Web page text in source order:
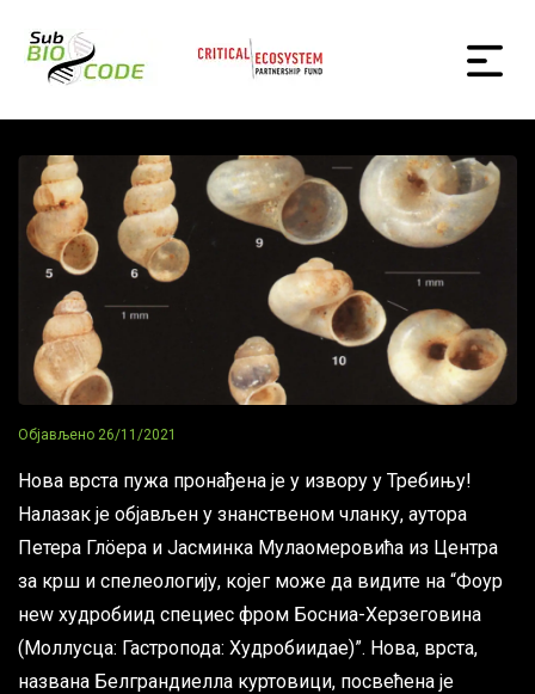
Објављено 26/11/2021
Нова врста пужа пронађена је у извору у Требињу!
Налазак је објављен у знанственом чланку, аутора
Петера Глöера и Јасминка Мулаомеровића из Центра
за крш и спелеологију, којег може да видите на “Фоур
неw хyдробиид специес фром Босниа-Херзеговина
(Моллусца: Гастропода: Хyдробиидае)”. Нова, врста,
названа Белграндиелла куртовици, посвећена је